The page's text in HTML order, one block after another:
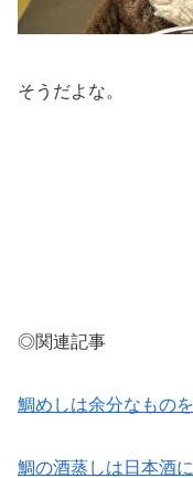
そうだよな。
◎関連記事
鯛めしは余分なもの
鯛の酒蒸しは日本酒